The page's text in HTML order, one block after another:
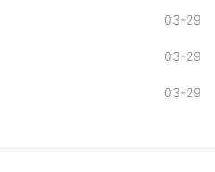
03-29
03-29
03-29